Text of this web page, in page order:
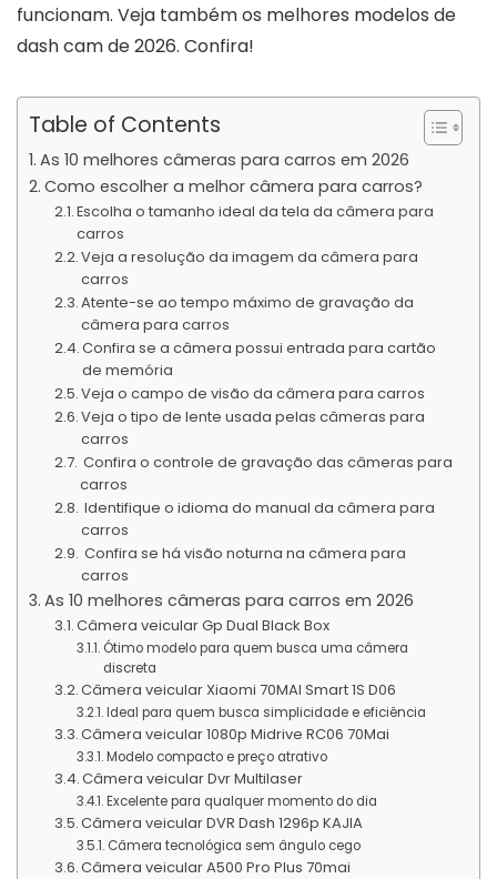
funcionam. Veja também os melhores modelos de
dash cam de 2026. Confira!
Table of Contents
As 10 melhores câmeras para carros em 2026
Como escolher a melhor câmera para carros?
Escolha o tamanho ideal da tela da câmera para
carros
Veja a resolução da imagem da câmera para
carros
Atente-se ao tempo máximo de gravação da
câmera para carros
Confira se a câmera possui entrada para cartão
de memória
Veja o campo de visão da câmera para carros
Veja o tipo de lente usada pelas câmeras para
carros
Confira o controle de gravação das câmeras para
carros
Identifique o idioma do manual da câmera para
carros
Confira se há visão noturna na câmera para
carros
As 10 melhores câmeras para carros em 2026
Câmera veicular Gp Dual Black Box
Ótimo modelo para quem busca uma câmera
discreta
Câmera veicular Xiaomi 70MAI Smart 1S D06
Ideal para quem busca simplicidade e eficiência
Câmera veicular 1080p Midrive RC06 70Mai
Modelo compacto e preço atrativo
Câmera veicular Dvr Multilaser
Excelente para qualquer momento do dia
Câmera veicular ‎DVR Dash 1296p KAJIA
Câmera tecnológica sem ângulo cego
Câmera veicular A500 Pro Plus ‎70mai